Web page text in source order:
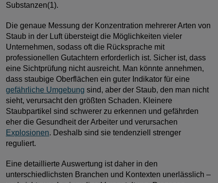
Substanzen(1).
Die genaue Messung der Konzentration mehrerer Arten von
Staub in der Luft übersteigt die Möglichkeiten vieler
Unternehmen, sodass oft die Rücksprache mit
professionellen Gutachtern erforderlich ist. Sicher ist, dass
eine Sichtprüfung nicht ausreicht. Man könnte annehmen,
dass staubige Oberflächen ein guter Indikator für eine
gefährliche Umgebung sind, aber der Staub, den man nicht
sieht, verursacht den größten Schaden. Kleinere
Staubpartikel sind schwerer zu erkennen und gefährden
eher die Gesundheit der Arbeiter und verursachen
Explosionen. Deshalb sind sie tendenziell strenger
reguliert.
Eine detaillierte Auswertung ist daher in den
unterschiedlichsten Branchen und Kontexten unerlässlich –